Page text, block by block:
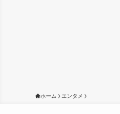
ホーム エンタメ